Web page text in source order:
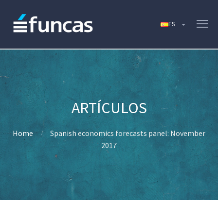
Home
Spanish economics forecasts panel: November
2017